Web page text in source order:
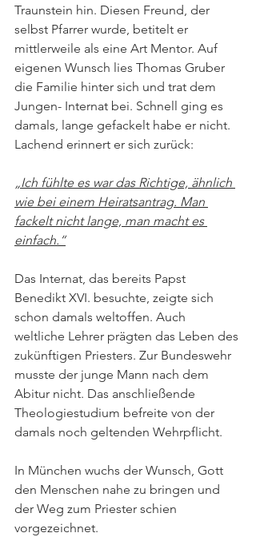
Traunstein hin. Diesen Freund, der
selbst Pfarrer wurde, betitelt er
mittlerweile als eine Art Mentor. Auf
eigenen Wunsch lies Thomas Gruber
die Familie hinter sich und trat dem
Jungen- Internat bei. Schnell ging es
damals, lange gefackelt habe er nicht.
Lachend erinnert er sich zurück:
„Ich fühlte es war das Richtige, ähnlich
wie bei einem Heiratsantrag. Man
fackelt nicht lange, man macht es
einfach.“
Das Internat, das bereits Papst
Benedikt XVI. besuchte, zeigte sich
schon damals weltoffen. Auch
weltliche Lehrer prägten das Leben des
zukünftigen Priesters. Zur Bundeswehr
musste der junge Mann nach dem
Abitur nicht. Das anschließende
Theologiestudium befreite von der
damals noch geltenden Wehrpflicht.
In München wuchs der Wunsch, Gott
den Menschen nahe zu bringen und
der Weg zum Priester schien
vorgezeichnet.